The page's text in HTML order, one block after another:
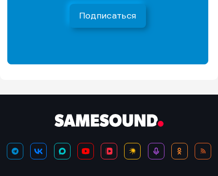
Подписаться